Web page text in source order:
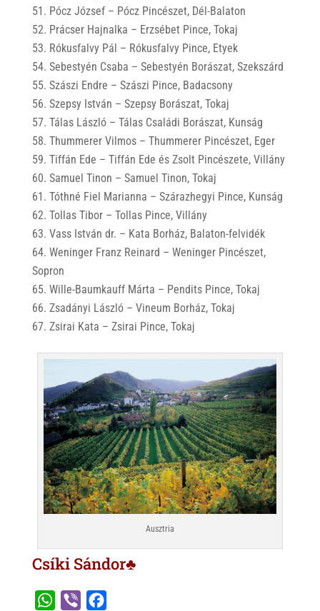
Pócz József – Pócz Pincészet, Dél-Balaton
Prácser Hajnalka – Erzsébet Pince, Tokaj
Rókusfalvy Pál – Rókusfalvy Pince, Etyek
Sebestyén Csaba – Sebestyén Borászat, Szekszárd
Szászi Endre – Szászi Pince, Badacsony
Szepsy István – Szepsy Borászat, Tokaj
Tálas László – Tálas Családi Borászat, Kunság
Thummerer Vilmos – Thummerer Pincészet, Eger
Tiffán Ede – Tiffán Ede és Zsolt Pincészete, Villány
Samuel Tinon – Samuel Tinon, Tokaj
Tóthné Fiel Marianna – Szárazhegyi Pince, Kunság
Tollas Tibor – Tollas Pince, Villány
Vass István dr. – Kata Borház, Balaton-felvidék
Weninger Franz Reinard – Weninger Pincészet,
Sopron
Wille-Baumkauff Márta – Pendits Pince, Tokaj
Zsadányi László – Vineum Borház, Tokaj
Zsirai Kata – Zsirai Pince, Tokaj
Ausztria
Csíki Sándor♣